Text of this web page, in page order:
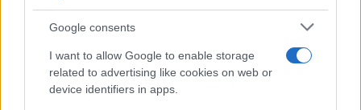
Google consents
I want to allow Google to enable storage
related to advertising like cookies on web or
device identifiers in apps.